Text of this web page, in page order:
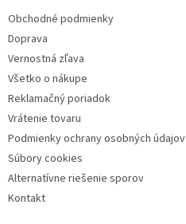
Obchodné podmienky
Doprava
Vernostná zľava
Všetko o nákupe
Reklamačný poriadok
Vrátenie tovaru
Podmienky ochrany osobných údajov
Súbory cookies
Alternatívne riešenie sporov
Kontakt